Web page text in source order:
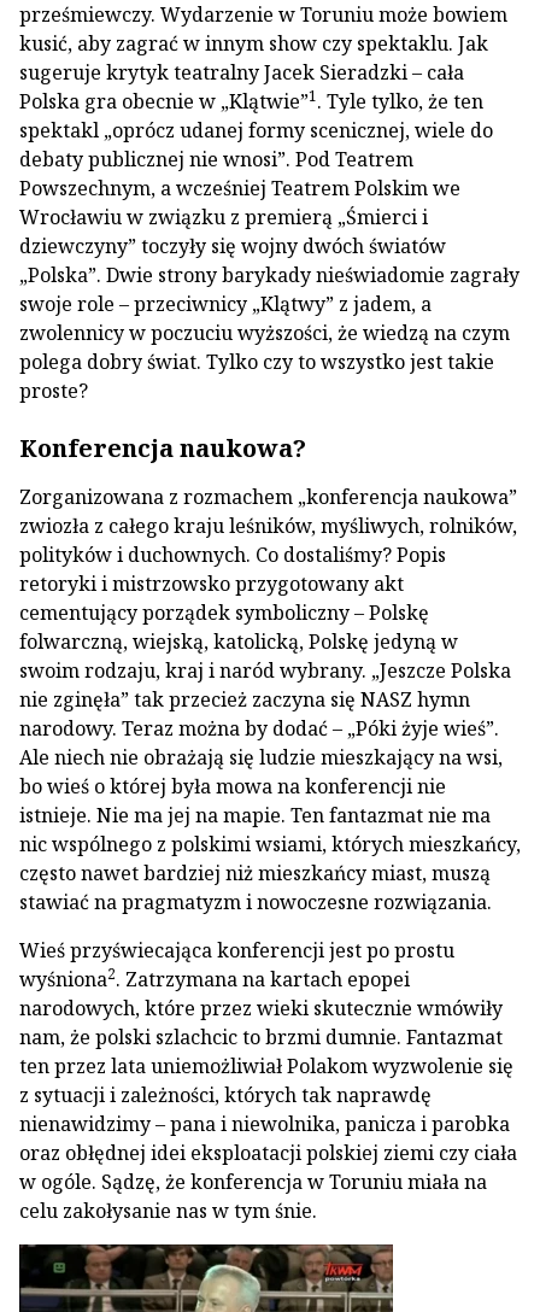
prześmiewczy. Wydarzenie w Toruniu może bowiem
kusić, aby zagrać w innym show czy spektaklu. Jak
sugeruje krytyk teatralny Jacek Sieradzki – cała
Polska gra obecnie w „Klątwie”1. Tyle tylko, że ten
spektakl „oprócz udanej formy scenicznej, wiele do
debaty publicznej nie wnosi”. Pod Teatrem
Powszechnym, a wcześniej Teatrem Polskim we
Wrocławiu w związku z premierą „Śmierci i
dziewczyny” toczyły się wojny dwóch światów
„Polska”. Dwie strony barykady nieświadomie zagrały
swoje role – przeciwnicy „Klątwy” z jadem, a
zwolennicy w poczuciu wyższości, że wiedzą na czym
polega dobry świat. Tylko czy to wszystko jest takie
proste?
Konferencja naukowa?
Zorganizowana z rozmachem „konferencja naukowa”
zwiozła z całego kraju leśników, myśliwych, rolników,
polityków i duchownych. Co dostaliśmy? Popis
retoryki i mistrzowsko przygotowany akt
cementujący porządek symboliczny – Polskę
folwarczną, wiejską, katolicką, Polskę jedyną w
swoim rodzaju, kraj i naród wybrany. „Jeszcze Polska
nie zginęła” tak przecież zaczyna się NASZ hymn
narodowy. Teraz można by dodać – „Póki żyje wieś”.
Ale niech nie obrażają się ludzie mieszkający na wsi,
bo wieś o której była mowa na konferencji nie
istnieje. Nie ma jej na mapie. Ten fantazmat nie ma
nic wspólnego z polskimi wsiami, których mieszkańcy,
często nawet bardziej niż mieszkańcy miast, muszą
stawiać na pragmatyzm i nowoczesne rozwiązania.
Wieś przyświecająca konferencji jest po prostu
wyśniona2. Zatrzymana na kartach epopei
narodowych, które przez wieki skutecznie wmówiły
nam, że polski szlachcic to brzmi dumnie. Fantazmat
ten przez lata uniemożliwiał Polakom wyzwolenie się
z sytuacji i zależności, których tak naprawdę
nienawidzimy – pana i niewolnika, panicza i parobka
oraz obłędnej idei eksploatacji polskiej ziemi czy ciała
w ogóle. Sądzę, że konferencja w Toruniu miała na
celu zakołysanie nas w tym śnie.